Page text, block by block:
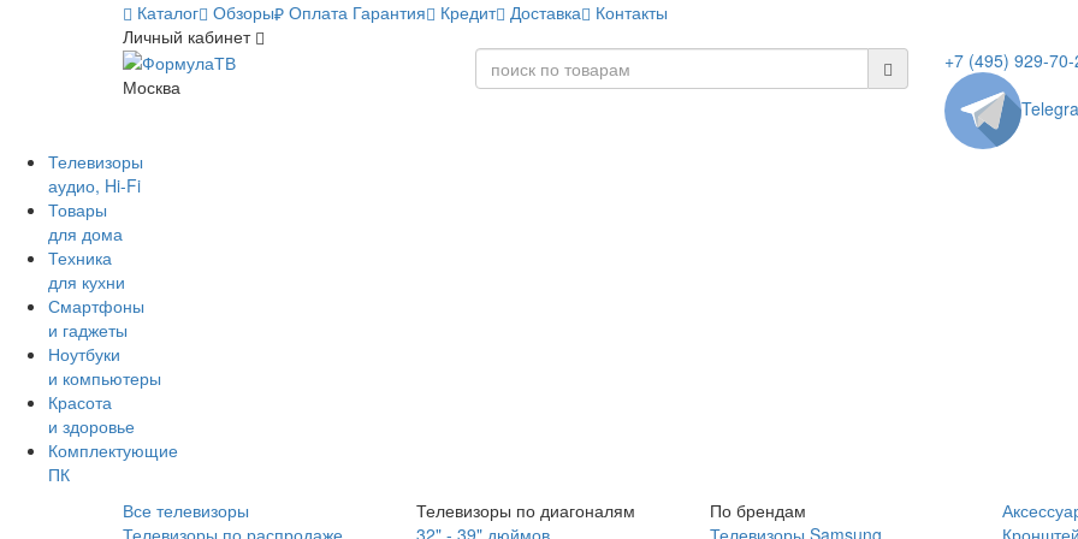
Каталог Обзоры Оплата Гарантия Кредит Доставка
Контакты
Личный кабинет
Москва
+7 (495) 929-70-
Телевизоры
аудио, Hi-Fi
Товары
для дома
Техника
для кухни
Смартфоны
и гаджеты
Ноутбуки
и компьютеры
Красота
и здоровье
Комплектующие
ПК
Все телевизоры
Телевизоры по распродаже
Телевизоры по диагоналям
32" - 39" дюймов
По брендам
Телевизоры Samsung